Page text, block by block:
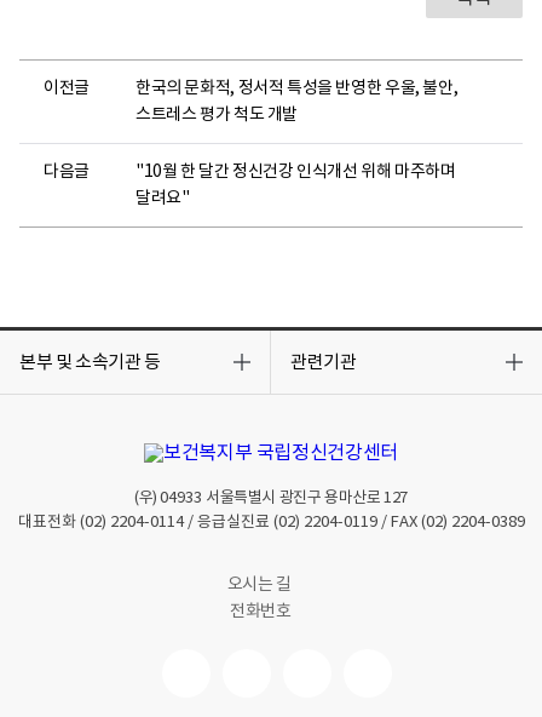
이전글
한국의 문화적, 정서적 특성을 반영한 우울, 불안,
스트레스 평가 척도 개발
다음글
"10월 한 달간 정신건강 인식개선 위해 마주하며
달려요"
본부 및 소속기관 등
기
관련기관
기
(우)04933 서울특별시 광진구 용마산로 127
대표전화 (02) 2204-0114/ 응급실진료 (02) 2204-0119/ FAX (02) 2204-0389
오시는 길
전화번호